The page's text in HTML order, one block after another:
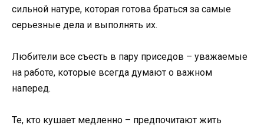
сильной натуре, которая готова браться за самые
серьезные дела и выполнять их.
Любители все съесть в пару приседов – уважаемые
на работе, которые всегда думают о важном
наперед.
Те, кто кушает медленно – предпочитают жить